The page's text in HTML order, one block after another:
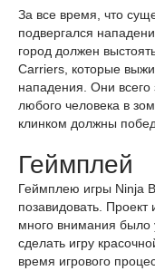
За все время, что
подвергалcя
город должен
Carriers, которые
нападения. Они всего
любого человека в
клинком должны
Геймплей
Геймплею игры Ninja
позавидовать.
много внимания было
сделать игру
время игрового